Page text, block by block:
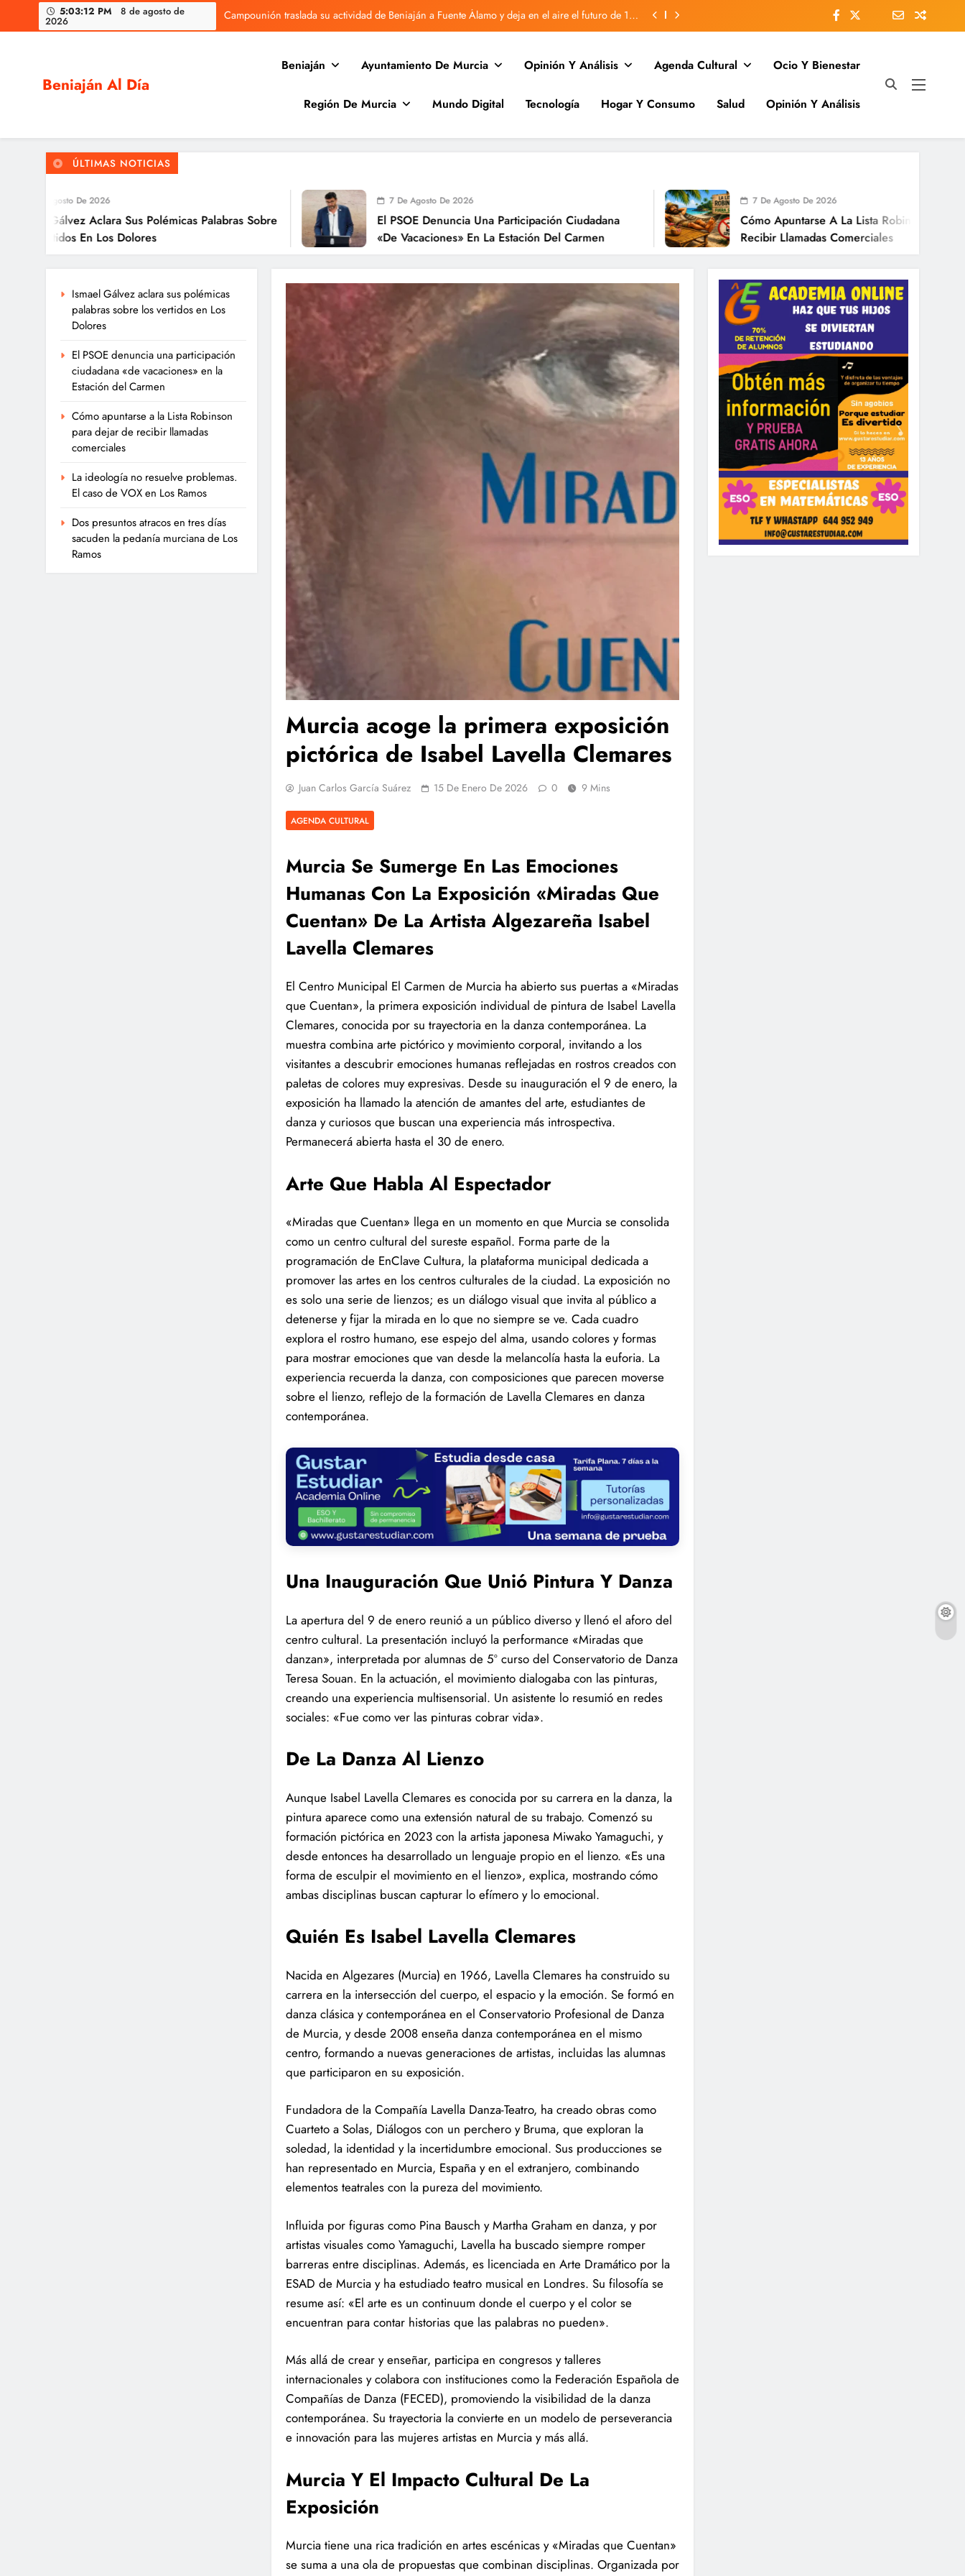
5:03:13 PM 8 de agosto de 2026 Campounión traslada su actividad de Beniaján a Fuente Álamo y deja en el aire el futuro de 170
Beniaján vuelve a sufrir una avería en la red de agua
Desratizan la antigua guardería de Beniaján tras quejas vecinales.
Campounión traslada su actividad de Beniaján a Fuente Álamo y deja en el aire el futuro de 170
Beniaján vuelve a sufrir una avería en la red de agua
Beniaján Al Día
Beniaján Ayuntamiento De Murcia Opinión Y Análisis Agenda Cultural Ocio Y Bienestar
Región De Murcia Mundo Digital Tecnología Hogar Y Consumo Salud Opinión Y Análisis
ÚLTIMAS NOTICIAS
Aclara Sus Polémicas Palabras Sobre
Los Dolores
7 De Agosto De 2026
El PSOE Denuncia Una Participación Ciudadana
«de Vacaciones» En La Estación Del Carmen
7 De Agosto De 2026
Cómo Apuntarse A La Lista Robinson Para Dejar De
Recibir Llamadas Comerciales
Ismael Gálvez aclara sus polémicas
palabras sobre los vertidos en Los
Dolores
El PSOE denuncia una participación
ciudadana «de vacaciones» en la
Estación del Carmen
Cómo apuntarse a la Lista Robinson
para dejar de recibir llamadas
comerciales
La ideología no resuelve problemas.
El caso de VOX en Los Ramos
Dos presuntos atracos en tres días
sacuden la pedanía murciana de Los
Ramos
Murcia acoge la primera exposición
pictórica de Isabel Lavella Clemares
Juan Carlos García Suárez 15 De Enero De 2026 0 9 Mins
AGENDA CULTURAL
Murcia Se Sumerge En Las Emociones
Humanas Con La Exposición «Miradas Que
Cuentan» De La Artista Algezareña Isabel
Lavella Clemares
El Centro Municipal El Carmen de Murcia ha abierto sus puertas a «Miradas
que Cuentan», la primera exposición individual de pintura de Isabel Lavella
Clemares, conocida por su trayectoria en la danza contemporánea. La
muestra combina arte pictórico y movimiento corporal, invitando a los
visitantes a descubrir emociones humanas reflejadas en rostros creados con
paletas de colores muy expresivas. Desde su inauguración el 9 de enero, la
exposición ha llamado la atención de amantes del arte, estudiantes de
danza y curiosos que buscan una experiencia más introspectiva.
Permanecerá abierta hasta el 30 de enero.
Arte Que Habla Al Espectador
«Miradas que Cuentan» llega en un momento en que Murcia se consolida
como un centro cultural del sureste español. Forma parte de la
programación de EnClave Cultura, la plataforma municipal dedicada a
promover las artes en los centros culturales de la ciudad. La exposición no
es solo una serie de lienzos; es un diálogo visual que invita al público a
detenerse y fijar la mirada en lo que no siempre se ve. Cada cuadro
explora el rostro humano, ese espejo del alma, usando colores y formas
para mostrar emociones que van desde la melancolía hasta la euforia. La
experiencia recuerda la danza, con composiciones que parecen moverse
sobre el lienzo, reflejo de la formación de Lavella Clemares en danza
contemporánea.
Una Inauguración Que Unió Pintura Y Danza
La apertura del 9 de enero reunió a un público diverso y llenó el aforo del
centro cultural. La presentación incluyó la performance «Miradas que
danzan», interpretada por alumnas de 5º curso del Conservatorio de Danza
Teresa Souan. En la actuación, el movimiento dialogaba con las pinturas,
creando una experiencia multisensorial. Un asistente lo resumió en redes
sociales: «Fue como ver las pinturas cobrar vida».
De La Danza Al Lienzo
Aunque Isabel Lavella Clemares es conocida por su carrera en la danza, la
pintura aparece como una extensión natural de su trabajo. Comenzó su
formación pictórica en 2023 con la artista japonesa Miwako Yamaguchi, y
desde entonces ha desarrollado un lenguaje propio en el lienzo. «Es una
forma de esculpir el movimiento en el lienzo», explica, mostrando cómo
ambas disciplinas buscan capturar lo efímero y lo emocional.
Quién Es Isabel Lavella Clemares
Nacida en Algezares (Murcia) en 1966, Lavella Clemares ha construido su
carrera en la intersección del cuerpo, el espacio y la emoción. Se formó en
danza clásica y contemporánea en el Conservatorio Profesional de Danza
de Murcia, y desde 2008 enseña danza contemporánea en el mismo
centro, formando a nuevas generaciones de artistas, incluidas las alumnas
que participaron en su exposición.
Fundadora de la Compañía Lavella Danza-Teatro, ha creado obras como
Cuarteto a Solas, Diálogos con un perchero y Bruma, que exploran la
soledad, la identidad y la incertidumbre emocional. Sus producciones se
han representado en Murcia, España y en el extranjero, combinando
elementos teatrales con la pureza del movimiento.
Influida por figuras como Pina Bausch y Martha Graham en danza, y por
artistas visuales como Yamaguchi, Lavella ha buscado siempre romper
barreras entre disciplinas. Además, es licenciada en Arte Dramático por la
ESAD de Murcia y ha estudiado teatro musical en Londres. Su filosofía se
resume así: «El arte es un continuum donde el cuerpo y el color se
encuentran para contar historias que las palabras no pueden».
Más allá de crear y enseñar, participa en congresos y talleres
internacionales y colabora con instituciones como la Federación Española de
Compañías de Danza (FECED), promoviendo la visibilidad de la danza
contemporánea. Su trayectoria la convierte en un modelo de perseverancia
e innovación para las mujeres artistas en Murcia y más allá.
Murcia Y El Impacto Cultural De La
Exposición
Murcia tiene una rica tradición en artes escénicas y «Miradas que Cuentan»
se suma a una ola de propuestas que combinan disciplinas. Organizada por